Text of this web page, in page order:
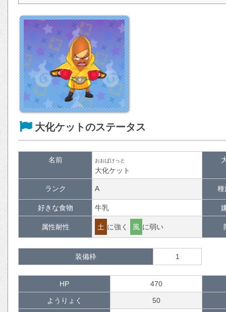
大化ケットのステータス
名前 おおばけっと
大化ケット
ランク A 種
好きな食物 牛乳
属性耐性 土 に強く 風 に弱い
装備枠 1
HP 470
ようりょく 50